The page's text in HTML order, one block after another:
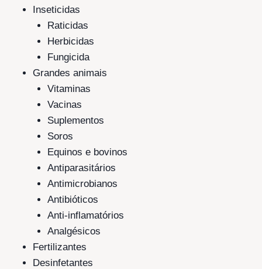
Inseticidas
Raticidas
Herbicidas
Fungicida
Grandes animais
Vitaminas
Vacinas
Suplementos
Soros
Equinos e bovinos
Antiparasitários
Antimicrobianos
Antibióticos
Anti-inflamatórios
Analgésicos
Fertilizantes
Desinfetantes